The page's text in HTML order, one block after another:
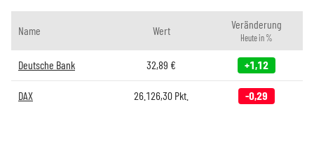
Name Wert Veränderung
Heute in %
Deutsche Bank 32,89 € +1,12
DAX 26.126,30 Pkt. -0,29